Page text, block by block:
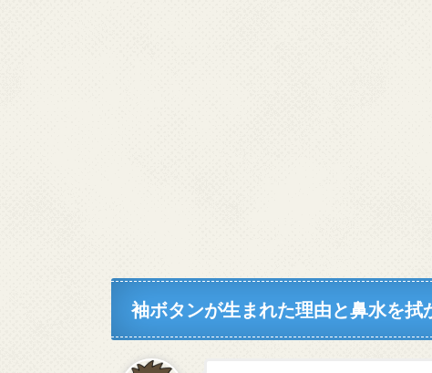
袖ボタンが生まれた理由と鼻水を拭